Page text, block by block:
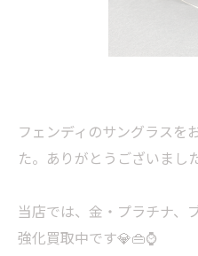
フェンディのサングラスを
た。ありがとうございまし
当店では、金・プラチナ、
強化買取中です💎👜⌚